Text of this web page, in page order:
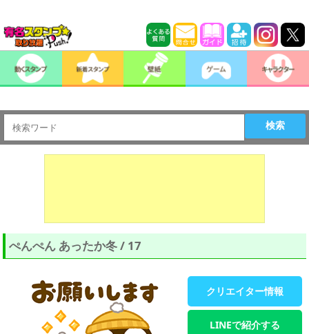
検索
ぺんぺん あったか冬 / 17
クリエイター情報
LINEで紹介する